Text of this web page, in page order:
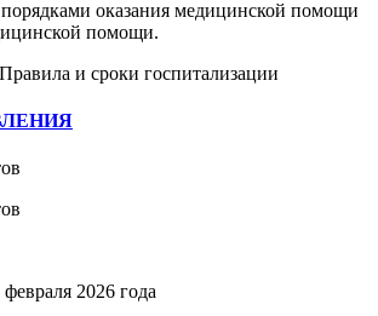
оказания медицинской помощи
помощи.
Правила и сроки госпитализации
февраля 2026 года